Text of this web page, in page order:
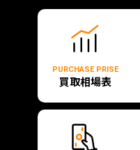
PURCHASE PRISE
買取相場表